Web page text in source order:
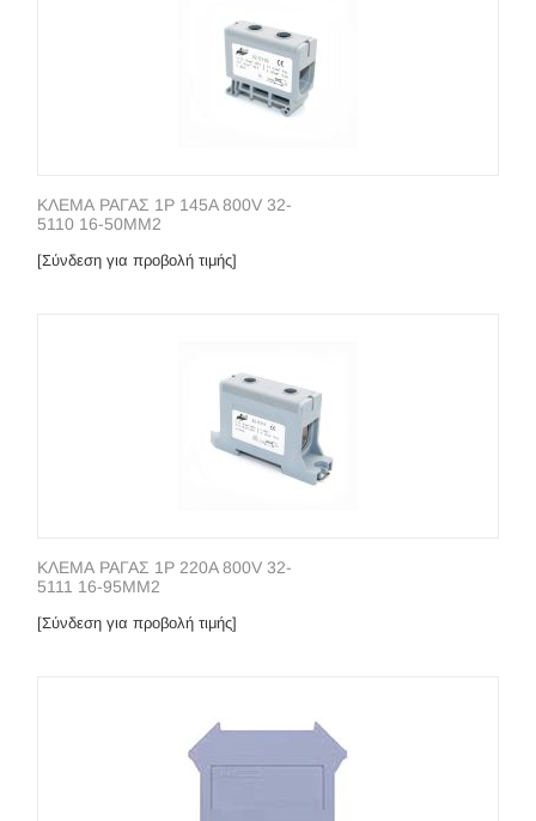
ΚΛΕΜΑ ΡΑΓΑΣ 1P 145A 800V 32-
5110 16-50ΜΜ2
[Σύνδεση για προβολή τιμής]
ΚΛΕΜΑ ΡΑΓΑΣ 1P 220A 800V 32-
5111 16-95ΜΜ2
[Σύνδεση για προβολή τιμής]